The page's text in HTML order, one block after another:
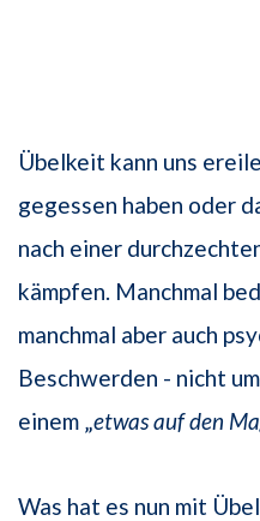
Übelkeit kann uns
gegessen haben oder
nach einer
kämpfen. Manchmal
manchmal aber auch
Beschwerden - nicht
einem „etwas auf den
Was hat es nun mit